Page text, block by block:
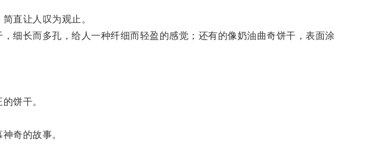
直让人叹为观止。
长而多孔，给人一种纤细而轻盈的感觉；还有的像奶油曲奇饼干，表面涂
饼干。
奇的故事。